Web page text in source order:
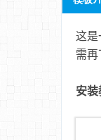
这是
需再
安装